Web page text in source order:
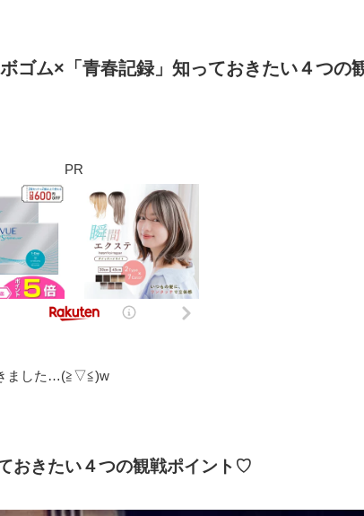
ゴム×「青春記録」知っておきたい４つの
PR
ました…(≧▽≦)w
おきたい４つの観戦ポイント♡